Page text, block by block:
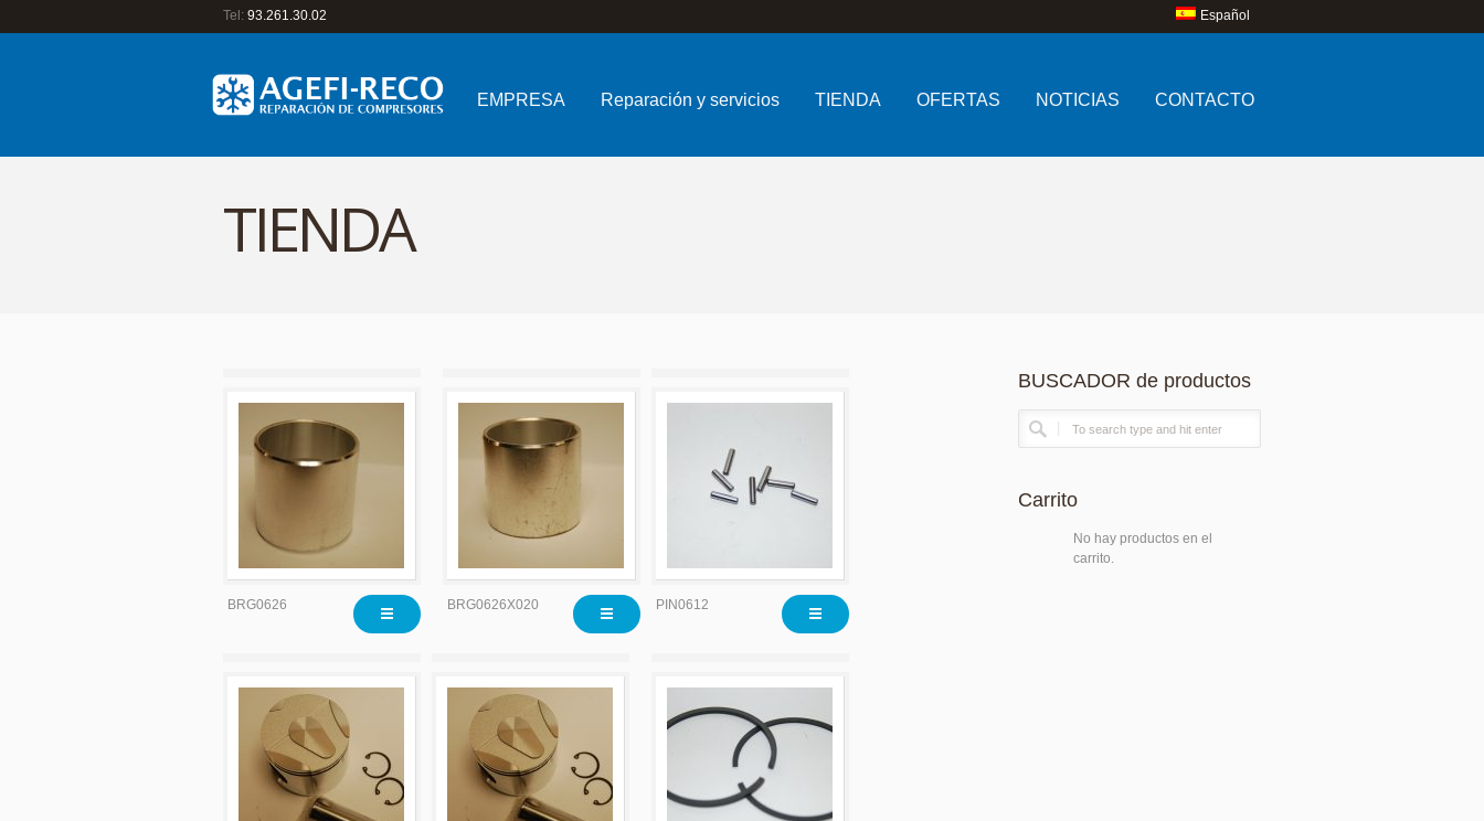
Tel: 93.261.30.02 Español
EMPRESA Reparación y servicios TIENDA OFERTAS NOTICIAS CONTACTO
TIENDA
BRG0626 BRG0626X020 PIN0612
BUSCADOR de productos
Carrito
No hay productos en el
carrito.